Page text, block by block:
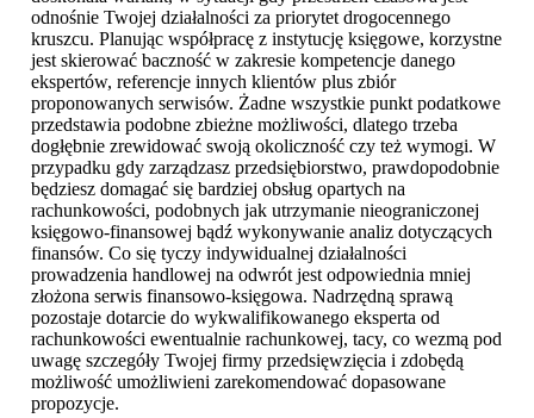
odnośnie Twojej działalności za priorytet drogocennego
kruszcu. Planując współpracę z instytucję księgowe, korzystne
jest skierować baczność w zakresie kompetencje danego
ekspertów, referencje innych klientów plus zbiór
proponowanych serwisów. Żadne wszystkie punkt podatkowe
przedstawia podobne zbieżne możliwości, dlatego trzeba
dogłębnie zrewidować swoją okoliczność czy też wymogi. W
przypadku gdy zarządzasz przedsiębiorstwo, prawdopodobnie
będziesz domagać się bardziej obsług opartych na
rachunkowości, podobnych jak utrzymanie nieograniczonej
księgowo-finansowej bądź wykonywanie analiz dotyczących
finansów. Co się tyczy indywidualnej działalności
prowadzenia handlowej na odwrót jest odpowiednia mniej
złożona serwis finansowo-księgowa. Nadrzędną sprawą
pozostaje dotarcie do wykwalifikowanego eksperta od
rachunkowości ewentualnie rachunkowej, tacy, co wezmą pod
uwagę szczegóły Twojej firmy przedsięwzięcia i zdobędą
możliwość umożliwieni zarekomendować dopasowane
propozycje.